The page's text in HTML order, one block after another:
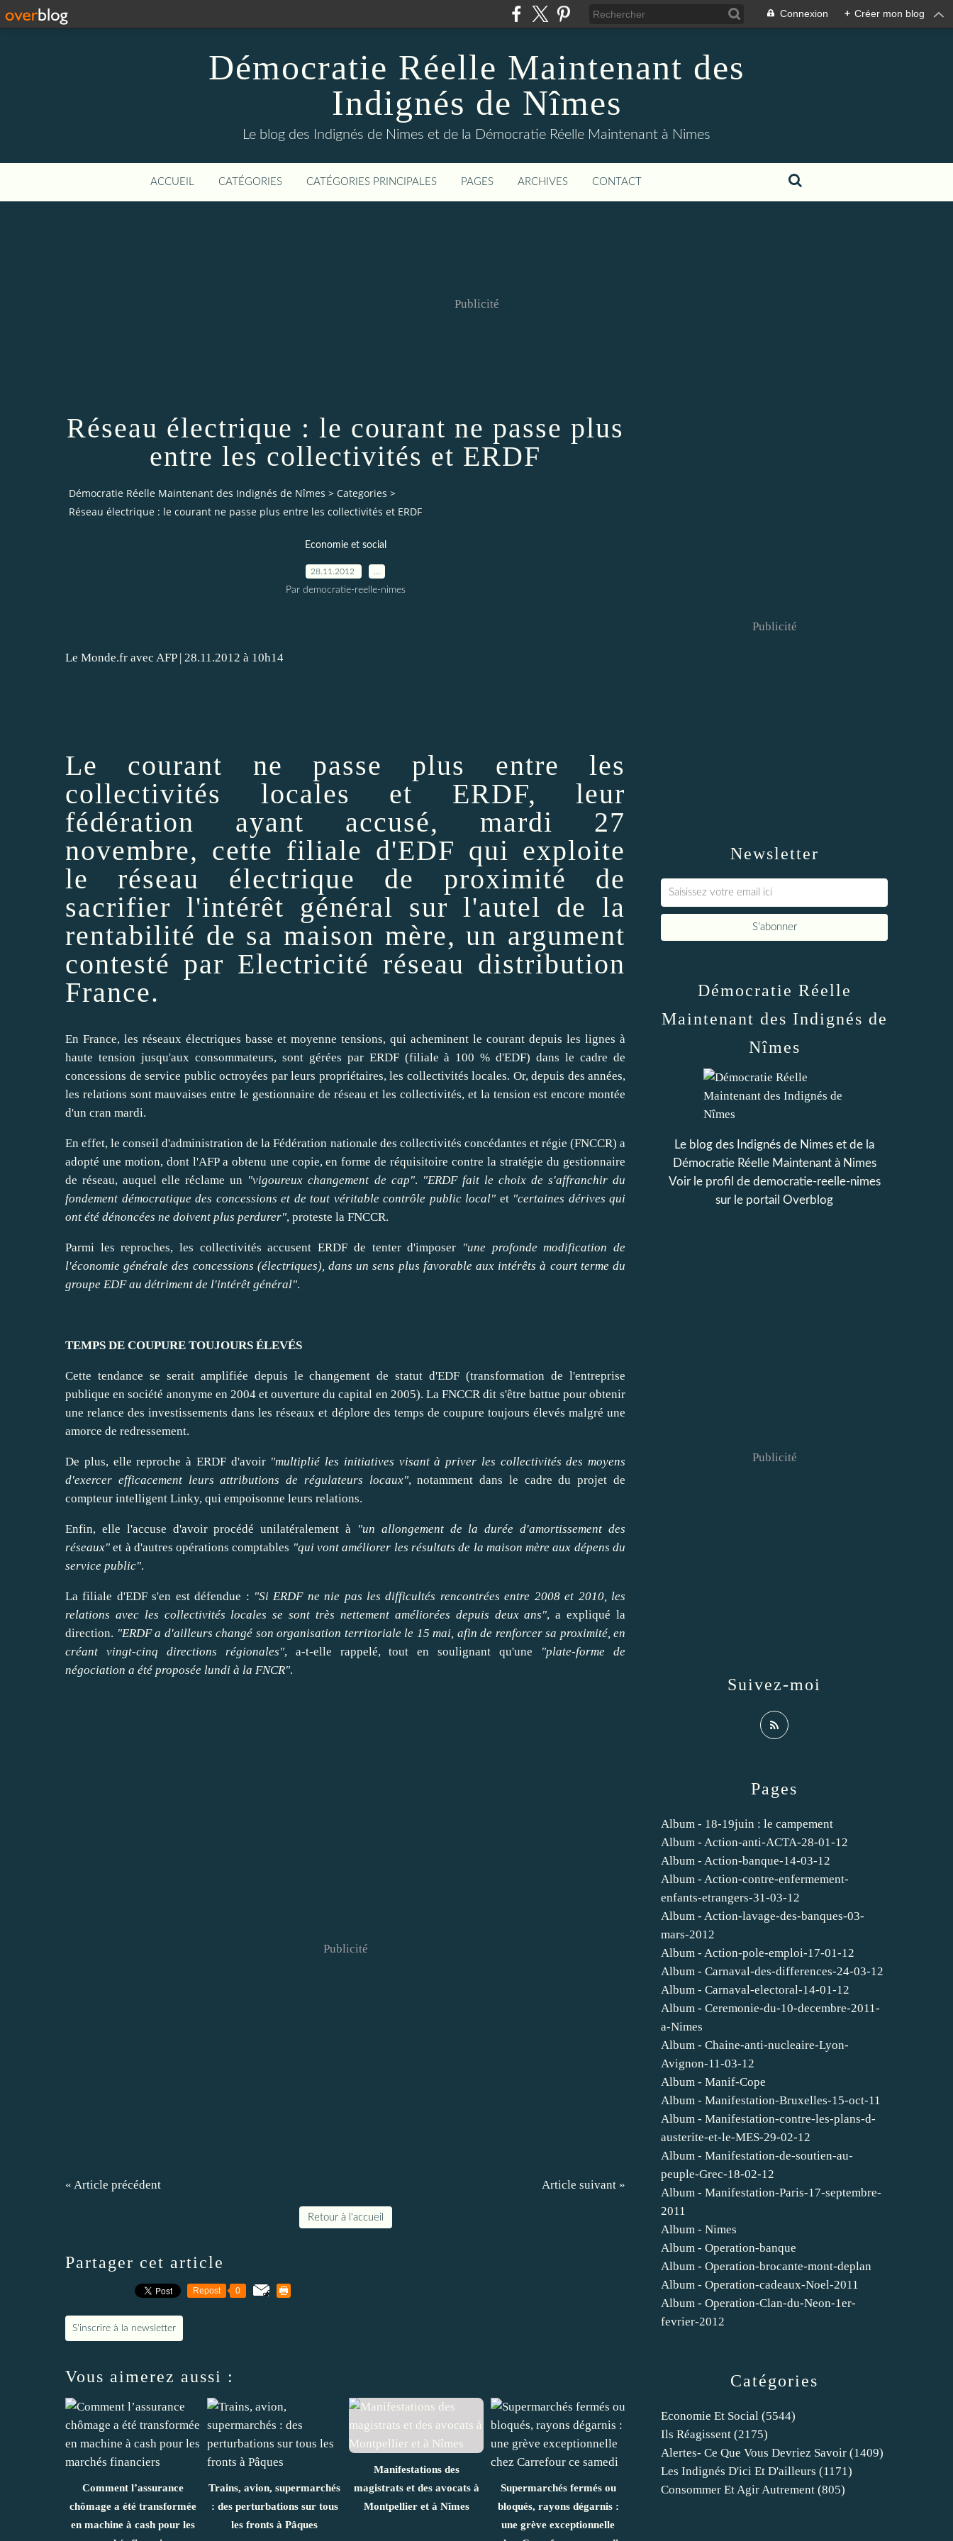
Connexion + Créer mon blog
Démocratie Réelle Maintenant des
Indignés de Nîmes
Le blog des Indignés de Nimes et de la Démocratie Réelle Maintenant à Nimes
ACCUEIL CATÉGORIES CATÉGORIES PRINCIPALES PAGES ARCHIVES CONTACT
Publicité
Réseau électrique : le courant ne passe plus
entre les collectivités et ERDF
Démocratie Réelle Maintenant des Indignés de Nîmes > Categories >
Réseau électrique : le courant ne passe plus entre les collectivités et ERDF
Economie et social
28.11.2012
Par democratie-reelle-nimes
Le Monde.fr avec AFP| 28.11.2012 à 10h14
Le courant ne passe plus entre les
collectivités locales et ERDF, leur
fédération ayant accusé, mardi 27
novembre, cette filiale d'EDF qui exploite
le réseau électrique de proximité de
sacrifier l'intérêt général sur l'autel de la
rentabilité de sa maison mère, un argument
contesté par Electricité réseau distribution
France.
En France, les réseaux électriques basse et moyenne tensions, qui acheminent le courant depuis les lignes à
haute tension jusqu'aux consommateurs, sont gérées par ERDF (filiale à 100 % d'EDF) dans le cadre de
concessions de service public octroyées par leurs propriétaires, les collectivités locales. Or, depuis des années,
les relations sont mauvaises entre le gestionnaire de réseau et les collectivités, et la tension est encore montée
d'un cran mardi.
En effet, le conseil d'administration de la Fédération nationale des collectivités concédantes et régie (FNCCR) a
adopté une motion, dont l'AFP a obtenu une copie, enforme de réquisitoire contre la stratégie du gestionnaire
de réseau, auquel elle réclame un "vigoureux changement de cap". "ERDF fait le choix de s'affranchirdu
fondement démocratique des concessions et de tout véritable contrôle public local" et "certaines dérives qui
ont été dénoncées ne doivent plus perdurer", proteste la FNCCR.
Parmi les reproches, les collectivités accusent ERDF de tenterd'imposer "une profonde modification de
l'économie générale des concessions (électriques), dans un sens plus favorable aux intérêts à court terme du
groupe EDF au détriment de l'intérêt général".
TEMPS DE COUPURE TOUJOURS ÉLEVÉS
Cette tendance se serait amplifiée depuis le changement de statut d'EDF (transformation de l'entreprise
publique en société anonyme en 2004 et ouverture du capital en 2005). La FNCCR dit s'être battue pour obtenir
une relance des investissements dans les réseaux et déplore des temps de coupure toujours élevés malgré une
amorce de redressement.
De plus, elle reproche à ERDF d'avoir "multiplié les initiatives visant à priver les collectivités des moyens
d'exercer efficacement leurs attributions de régulateurs locaux", notamment dans le cadre du projet de
compteur intelligent Linky, qui empoisonne leurs relations.
Enfin, elle l'accuse d'avoirprocédé unilatéralement à "un allongement de la durée d'amortissement des
réseaux" et à d'autres opérations comptables "qui vont améliorer les résultats de la maison mère aux dépens du
service public".
La filiale d'EDF s'en est défendue : "Si ERDF ne nie pas les difficultés rencontrées entre 2008 et 2010, les
relations avec les collectivités locales se sont très nettement améliorées depuis deux ans", a expliqué la
direction. "ERDF a d'ailleurs changé son organisation territoriale le 15 mai, afin de renforcersa proximité, en
créant vingt-cinq directions régionales", a-t-elle rappelé, tout en soulignant qu'une "plate-forme de
négociation a été proposée lundi à la FNCR".
Publicité
« Article précédent Article suivant »
Retour à l'accueil
Partager cet article
Repost 0
S'inscrire à la newsletter
Vous aimerez aussi :
Comment l’assurance
chômage a été transformée
en machine à cash pour les
Trains, avion, supermarchés
: des perturbations sur tous
les fronts à Pâques
Manifestations des
magistrats et des avocats à
Montpellier et à Nîmes
Supermarchés fermés ou
bloqués, rayons dégarnis :
une grève exceptionnelle
Newsletter
Publicité
Catégories
Economie Et Social (5544)
Ils Réagissent (2175)
Alertes- Ce Que Vous Devriez Savoir (1409)
Les Indignés D'ici Et D'ailleurs (1171)
Consommer Et Agir Autrement (805)
Pages
Album - 18-19juin : le campement
Album - Action-anti-ACTA-28-01-12
Album - Action-banque-14-03-12
Album - Action-contre-enfermement-
enfants-etrangers-31-03-12
Album - Action-lavage-des-banques-03-
mars-2012
Album - Action-pole-emploi-17-01-12
Album - Carnaval-des-differences-24-03-12
Album - Carnaval-electoral-14-01-12
Album - Ceremonie-du-10-decembre-2011-
a-Nimes
Album - Chaine-anti-nucleaire-Lyon-
Avignon-11-03-12
Album - Manif-Cope
Album - Manifestation-Bruxelles-15-oct-11
Album - Manifestation-contre-les-plans-d-
austerite-et-le-MES-29-02-12
Album - Manifestation-de-soutien-au-
peuple-Grec-18-02-12
Album - Manifestation-Paris-17-septembre-
2011
Album - Nimes
Album - Operation-banque
Album - Operation-brocante-mont-deplan
Album - Operation-cadeaux-Noel-2011
Album - Operation-Clan-du-Neon-1er-
fevrier-2012
Démocratie Réelle
Maintenant des Indignés de
Nîmes
Le blog des Indignés de Nimes et de la
Démocratie Réelle Maintenant à Nimes
Voir le profil de democratie-reelle-nimes
sur le portail Overblog
Suivez-moi
Publicité